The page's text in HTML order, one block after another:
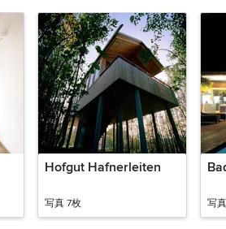
Hofgut Hafnerleiten
写真 7枚 写